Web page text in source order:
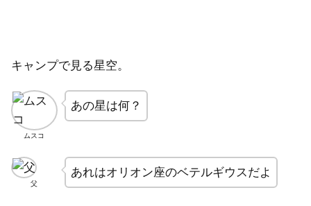
キャンプで見る星空。
ムスコ
あの星は何？
父
あれはオリオン座のベテルギウスだよ